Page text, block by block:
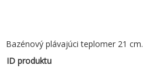
Bazénový plávajúci teplomer 21 cm.
ID produktu